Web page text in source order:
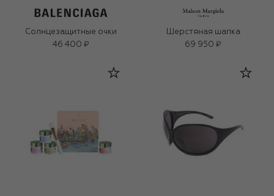
Солнцезащитные очки
46 400 ₽
Шерстяная шапка
69 950 ₽